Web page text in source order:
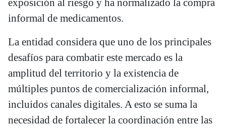
exposición al riesgo y ha normalizado la compra
informal de medicamentos.
La entidad considera que uno de los principales
desafíos para combatir este mercado es la
amplitud del territorio y la existencia de
múltiples puntos de comercialización informal,
incluidos canales digitales. A esto se suma la
necesidad de fortalecer la coordinación entre las